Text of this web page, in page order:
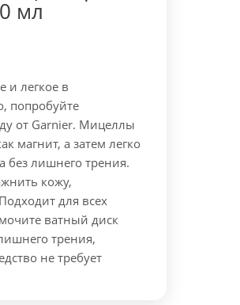
мл
и легкое в
попробуйте
от Garnier. Мицеллы
магнит, а затем легко
без лишнего трения.
кожу,
для всех
ватный диск
трения,
не требует